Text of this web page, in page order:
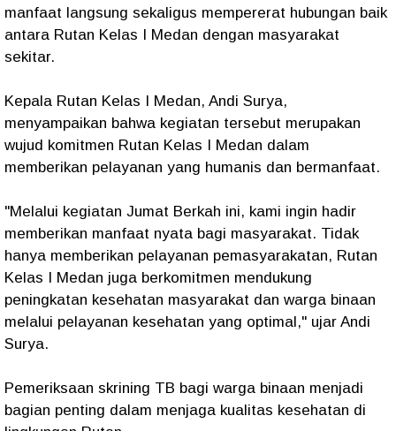
manfaat langsung sekaligus mempererat hubungan baik
antara Rutan Kelas I Medan dengan masyarakat
sekitar.
Kepala Rutan Kelas I Medan, Andi Surya,
menyampaikan bahwa kegiatan tersebut merupakan
wujud komitmen Rutan Kelas I Medan dalam
memberikan pelayanan yang humanis dan bermanfaat.
"Melalui kegiatan Jumat Berkah ini, kami ingin hadir
memberikan manfaat nyata bagi masyarakat. Tidak
hanya memberikan pelayanan pemasyarakatan, Rutan
Kelas I Medan juga berkomitmen mendukung
peningkatan kesehatan masyarakat dan warga binaan
melalui pelayanan kesehatan yang optimal," ujar Andi
Surya.
Pemeriksaan skrining TB bagi warga binaan menjadi
bagian penting dalam menjaga kualitas kesehatan di